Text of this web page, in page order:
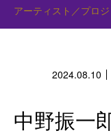
アーティスト／プロ
2024.08.10
中野振一